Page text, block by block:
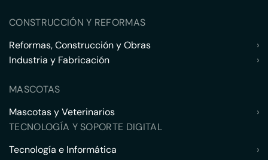
CONSTRUCCIÓN Y REFORMAS
Reformas, Construcción y Obras
›
Industria y Fabricación
›
MASCOTAS
Mascotas y Veterinarios
›
TECNOLOGÍA Y SOPORTE DIGITAL
Tecnología e Informática
›